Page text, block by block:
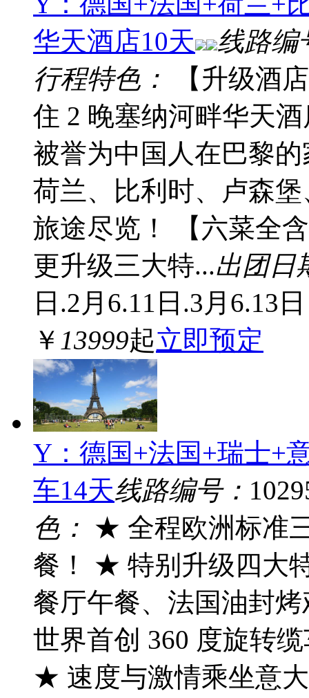
华天酒店10天
线路编
行程特色：
【升级酒
住 2 晚塞纳河畔华天
被誉为中国人在巴黎
荷兰、比利时、卢森
旅途尽览！ 【六菜全
更升级三大特...出团日
日.2月6.11日.3月6.13日
￥ 13999起立即预定
Y：德国+法国+瑞士+
车14天线路编号：
色： ★ 全程欧洲标准
餐！ ★ 特别升级四大
餐厅午餐、法国油封
世界首创 360 度旋转
★ 速度与激情乘坐意